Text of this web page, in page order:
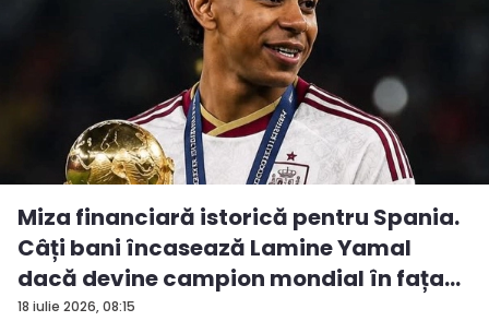
18 iulie 2026, 08:15
Miza financiară istorică pentru Spania.
Câți bani încasează Lamine Yamal
dacă devine campion mondial în fața...